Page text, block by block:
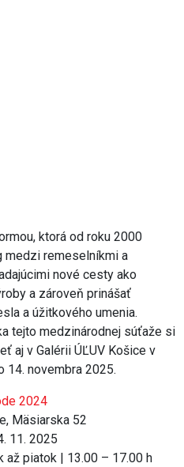
ktorá od roku 2000
medzi remeselníkmi a
nové cesty ako
a zároveň prinášať
a úžitkového umenia.
tejto medzinárodnej súťaže si
aj v Galérii ÚĽUV Košice v
14. novembra 2025.
2024
Mäsiarska 52
11. 2025
až piatok | 13.00 – 17.00 h